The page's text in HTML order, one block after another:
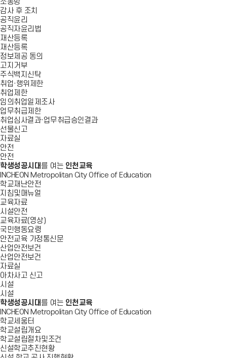
소통방
감사 후 조치
공직윤리
공직자윤리법
재산등록
재산등록
정보제공 동의
고지거부
주식백지신탁
취업·행위제한
취업제한
임의취업일제조사
업무취급제한
취업심사결과·업무취급승인결과
선물신고
자료실
안전
안전
학생성공시대 를 여는 인천교육
INCHEON Metropolitan City Office of Education
학교재난안전
지침및매뉴얼
교육자료
시설안전
교육자료(영상)
국민행동요령
안전교육 가정통신문
산업안전보건
산업안전보건
자료실
아차사고 신고
시설
시설
학생성공시대 를 여는 인천교육
INCHEON Metropolitan City Office of Education
학교세움터
학교설립개요
학교설립절차및조건
신설학교추진현황